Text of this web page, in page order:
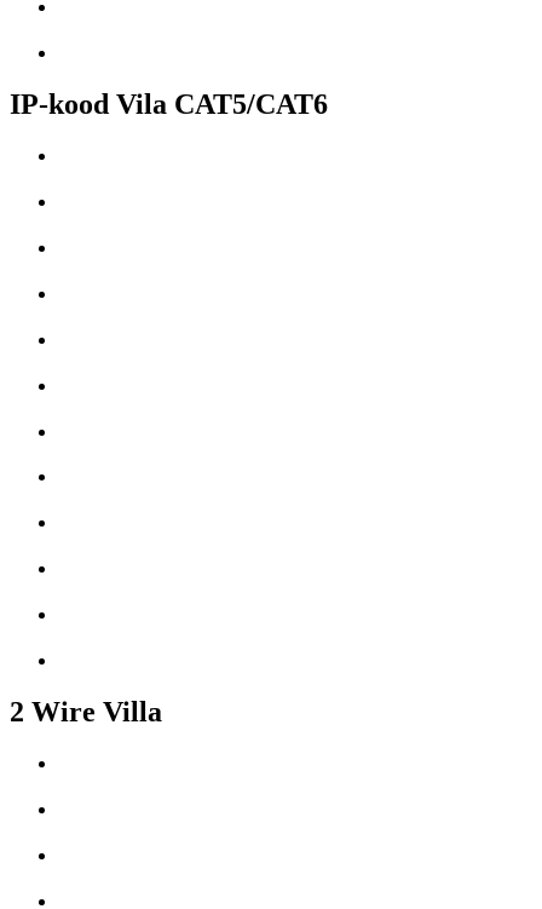
IP-kood Vila CAT5/CAT6
2 Wire Villa